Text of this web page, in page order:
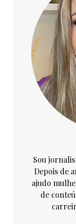
Sou
Depois de
ajudo
de